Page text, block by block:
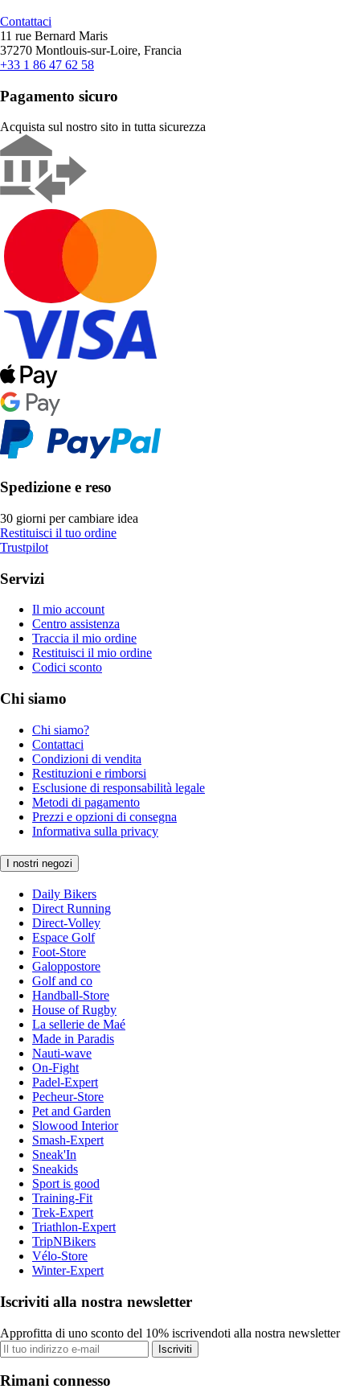
Contattaci
11 rue Bernard Maris
37270 Montlouis-sur-Loire, Francia
+33 1 86 47 62 58
Pagamento sicuro
Acquista sul nostro sito in tutta sicurezza
Spedizione e reso
30 giorni per cambiare idea
Restituisci il tuo ordine
Trustpilot
Servizi
Il mio account
Centro assistenza
Traccia il mio ordine
Restituisci il mio ordine
Codici sconto
Chi siamo
Chi siamo?
Contattaci
Condizioni di vendita
Restituzioni e rimborsi
Esclusione di responsabilità legale
Metodi di pagamento
Prezzi e opzioni di consegna
Informativa sulla privacy
I nostri negozi
Daily Bikers
Direct Running
Direct-Volley
Espace Golf
Foot-Store
Galoppostore
Golf and co
Handball-Store
House of Rugby
La sellerie de Maé
Made in Paradis
Nauti-wave
On-Fight
Padel-Expert
Pecheur-Store
Pet and Garden
Slowood Interior
Smash-Expert
Sneak'In
Sneakids
Sport is good
Training-Fit
Trek-Expert
Triathlon-Expert
TripNBikers
Vélo-Store
Winter-Expert
Iscriviti alla nostra newsletter
Approfitta di uno sconto del 10% iscrivendoti alla nostra newsletter
Iscriviti
Rimani connesso